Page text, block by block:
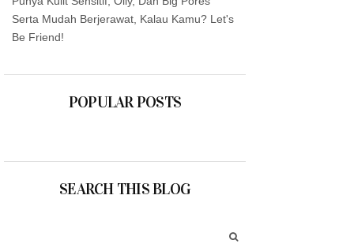
Serta Mudah Berjerawat, Kalau Kamu? Let's
Be Friend!
POPULAR POSTS
SEARCH THIS BLOG